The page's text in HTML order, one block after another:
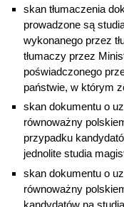
skan tłumaczenia
prowadzone są
wykonanego przez
tłumaczy przez
poświadczonego
państwie, w którym
skan dokumentu o
równoważny
przypadku
jednolite studia
skan dokumentu o
równoważny
kandydatów na